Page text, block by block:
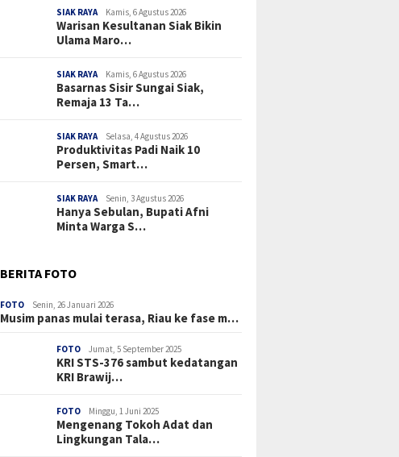
SIAK RAYA Kamis, 6 Agustus 2026
Warisan Kesultanan Siak Bikin
Ulama Maro…
SIAK RAYA Kamis, 6 Agustus 2026
Basarnas Sisir Sungai Siak,
Remaja 13 Ta…
SIAK RAYA Selasa, 4 Agustus 2026
Produktivitas Padi Naik 10
Persen, Smart…
SIAK RAYA Senin, 3 Agustus 2026
Hanya Sebulan, Bupati Afni
Minta Warga S…
BERITA FOTO
FOTO Senin, 26 Januari 2026
Musim panas mulai terasa, Riau ke fase m…
FOTO Jumat, 5 September 2025
KRI STS-376 sambut kedatangan
KRI Brawij…
FOTO Minggu, 1 Juni 2025
Mengenang Tokoh Adat dan
Lingkungan Tala…